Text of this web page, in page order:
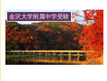
金沢大学附属中学受験